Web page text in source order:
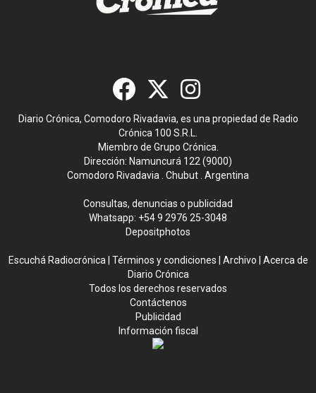
Diario Crónica, Comodoro Rivadavia, es una propiedad de Radio
Crónica 100 S.R.L.
Miembro de Grupo Crónica.
Dirección: Namuncurá 122 (9000)
Comodoro Rivadavia . Chubut . Argentina
Consultas, denuncias o publicidad
Whatsapp: +54 9 2976 25-3048
Depositphotos
Escuchá Radiocrónica Términos y condiciones Archivo
Acerca de
Diario Crónica
Todos los derechos reservados
Contáctenos
Publicidad
Información fiscal